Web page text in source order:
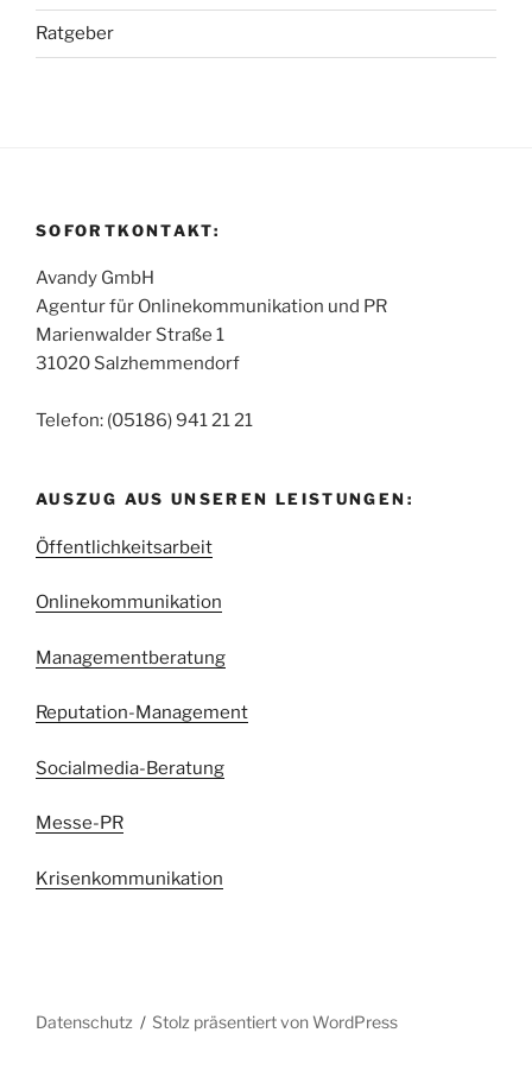
Ratgeber
SOFORTKONTAKT:
Avandy GmbH
Agentur für Onlinekommunikation und PR
Marienwalder Straße 1
31020 Salzhemmendorf
Telefon: (05186) 941 21 21
AUSZUG AUS UNSEREN LEISTUNGEN:
Öffentlichkeitsarbeit
Onlinekommunikation
Managementberatung
Reputation-Management
Socialmedia-Beratung
Messe-PR
Krisenkommunikation
Datenschutz Stolz präsentiert von WordPress